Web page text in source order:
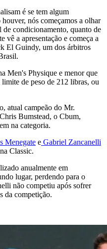
é se tem algum
nós começamos a olhar
condicionamento, quanto de
vê a apresentação e começa a
El Guindy, um dos árbitros
Men's Physique e menor que
de peso de 212 libras, ou
atual campeão do Mr.
Bumstead, o Cbum,
na categoria.
Menegate e Gabriel Zancanelli
Classic.
anualmente em
lugar, perdendo para o
não competiu após sofrer
da competição.